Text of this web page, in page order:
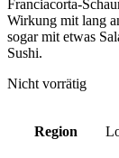
Franciacorta-
Wirkung mit lang
sogar mit etwas
Sushi.
Nicht vorrätig
Region